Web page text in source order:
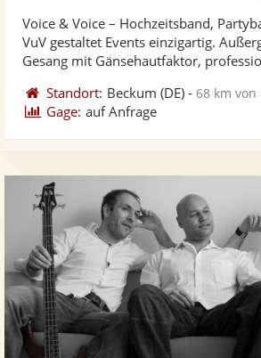
Voice & Voice – Hochzeitsband,
VuV gestaltet Events einzigartig.
Gesang mit Gänsehautfaktor,
Standort: Beckum (DE) -68 km von
Gage: auf Anfrage